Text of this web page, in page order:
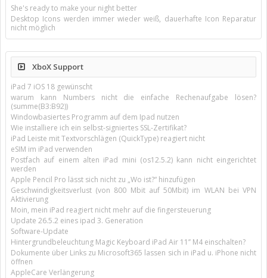
She's ready to make your night better
Desktop Icons werden immer wieder weiß, dauerhafte Icon Reparatur
nicht möglich
XboX Support
iPad 7 iOS 18 gewünscht
warum kann Numbers nicht die einfache Rechenaufgabe lösen?
(summe(B3:B92))
Windowbasiertes Programm auf dem Ipad nutzen
Wie installiere ich ein selbst-signiertes SSL-Zertifikat?
iPad Leiste mit Textvorschlägen (QuickType) reagiert nicht
eSIM im iPad verwenden
Postfach auf einem alten iPad mini (os12.5.2) kann nicht eingerichtet
werden
Apple Pencil Pro lässt sich nicht zu „Wo ist?“ hinzufügen
Geschwindigkeitsverlust (von 800 Mbit auf 50Mbit) im WLAN bei VPN
Aktivierung
Moin, mein iPad reagiert nicht mehr auf die fingersteuerung
Update 26.5.2 eines ipad 3. Generation
Software-Update
Hintergrundbeleuchtung Magic Keyboard iPad Air 11’’ M4 einschalten?
Dokumente über Links zu Microsoft365 lassen sich in iPad u. iPhone nicht
öffnen
AppleCare Verlängerung